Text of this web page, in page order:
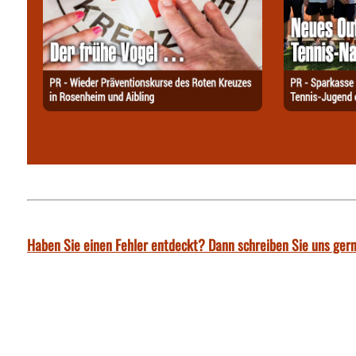
Haben Sie einen Fehler entdeckt? Dann schreiben Sie uns